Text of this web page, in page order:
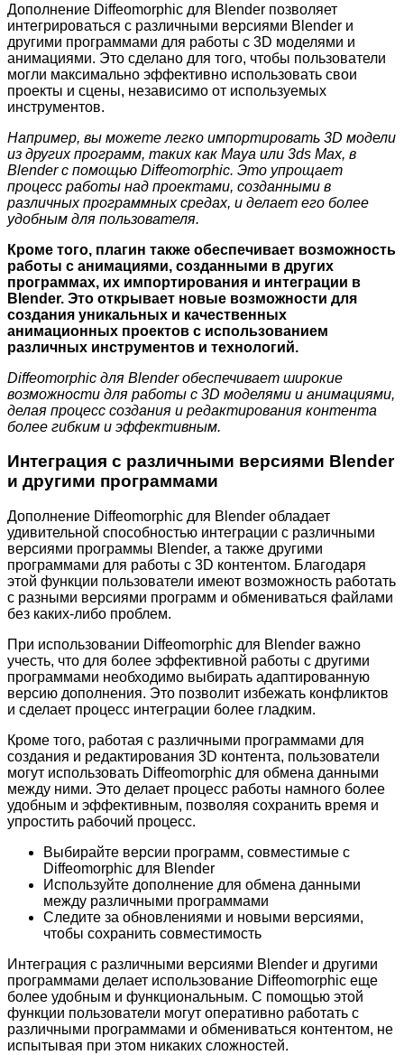
Дополнение Diffeomorphic для Blender позволяет
интегрироваться с различными версиями Blender и
другими программами для работы с 3D моделями и
анимациями. Это сделано для того, чтобы пользователи
могли максимально эффективно использовать свои
проекты и сцены, независимо от используемых
инструментов.
Например, вы можете легко импортировать 3D модели
из других программ, таких как Maya или 3ds Max, в
Blender с помощью Diffeomorphic. Это упрощает
процесс работы над проектами, созданными в
различных программных средах, и делает его более
удобным для пользователя.
Кроме того, плагин также обеспечивает возможность
работы с анимациями, созданными в других
программах, их импортирования и интеграции в
Blender. Это открывает новые возможности для
создания уникальных и качественных
анимационных проектов с использованием
различных инструментов и технологий.
Diffeomorphic для Blender обеспечивает широкие
возможности для работы с 3D моделями и анимациями,
делая процесс создания и редактирования контента
более гибким и эффективным.
Интеграция с различными версиями Blender
и другими программами
Дополнение Diffeomorphic для Blender обладает
удивительной способностью интеграции с различными
версиями программы Blender, а также другими
программами для работы с 3D контентом. Благодаря
этой функции пользователи имеют возможность работать
с разными версиями программ и обмениваться файлами
без каких-либо проблем.
При использовании Diffeomorphic для Blender важно
учесть, что для более эффективной работы с другими
программами необходимо выбирать адаптированную
версию дополнения. Это позволит избежать конфликтов
и сделает процесс интеграции более гладким.
Кроме того, работая с различными программами для
создания и редактирования 3D контента, пользователи
могут использовать Diffeomorphic для обмена данными
между ними. Это делает процесс работы намного более
удобным и эффективным, позволяя сохранить время и
упростить рабочий процесс.
Выбирайте версии программ, совместимые с
Diffeomorphic для Blender
Используйте дополнение для обмена данными
между различными программами
Следите за обновлениями и новыми версиями,
чтобы сохранить совместимость
Интеграция с различными версиями Blender и другими
программами делает использование Diffeomorphic еще
более удобным и функциональным. С помощью этой
функции пользователи могут оперативно работать с
различными программами и обмениваться контентом, не
испытывая при этом никаких сложностей.